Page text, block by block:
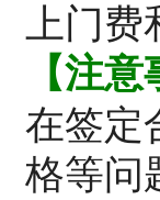
上门
【注
在签定
格等问